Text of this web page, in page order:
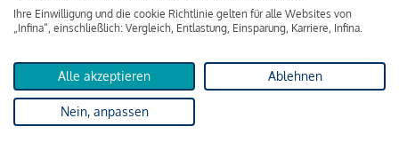
Lesen Sie meine Finanzierungs-Tipps
KreditindexDas Wohnkredit Barometer
Ihre Einwilligung und die cookie Richtlinie gelten für alle Websites von
„Infina“, einschließlich: Vergleich, Entlastung, Einsparung, Karriere, Infina.
Alle akzeptieren Ablehnen
Nein, anpassen